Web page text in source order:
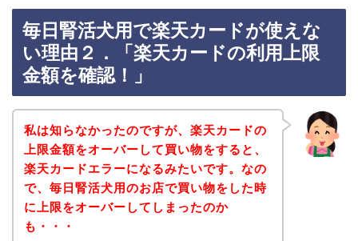
毎日腎活犬用で楽天カードが使えな
い理由２．「楽天カードの利用上限
金額を確認！」
私は知らなかったのですが、楽天カードの
上限金額をオーバーして買い物をすると、
楽天カードエラーになるみたいです。なの
で、毎日腎活犬用のお店で買い物をした時
に上限をオーバーしてしまったのか
も・・・